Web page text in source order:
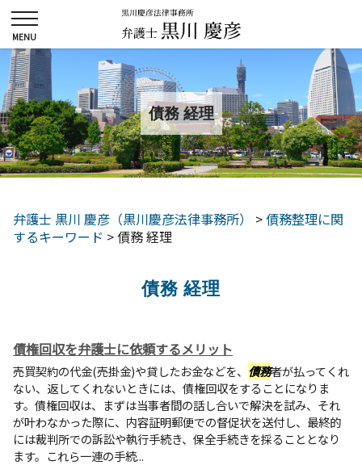
債務 経理
弁護士 黒川 慶彦（黒川慶彦法律事務所） >債務整理に関
するキーワード >債務 経理
債務 経理
債権回収を弁護士に依頼するメリット
売買契約の代金(売掛金)や貸したお金などを、 債務者が払ってくれ
ない、返してくれないときには、債権回収をすることになりま
す。債権回収は、まずは当事者間の話し合いで解決を試み、それ
が叶わなかった際に、内容証明郵便での督促状を送付し、最終的
には裁判所での訴訟や執行手続き、保全手続きを採ることとなり
ます。これら一連の手続...